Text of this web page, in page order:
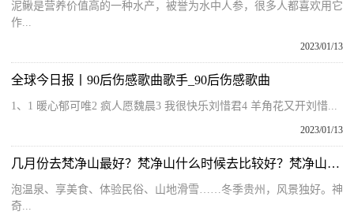
泥鳅是营养价值高的一种水产，被誉为水中人参，很多人都喜欢用它
作...
2023/01/13
全球今日报丨90后伤感歌曲歌手_90后伤感歌曲
1、1 暖心郁可唯2 疯人愿魏晨3 我很快乐刘惜君4 羊角花又开刘惜...
2023/01/13
几月份去梵净山最好？梵净山什么时候去比较好？梵净山自助攻略
泡温泉、享美食、体验民俗、山地滑雪……冬季贵州，风景独好。神
奇...